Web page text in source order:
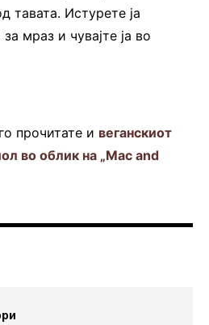
тавата. Истурете ја
мраз и чувајте ја во
прочитате и веганскиот
во облик на „Mac and